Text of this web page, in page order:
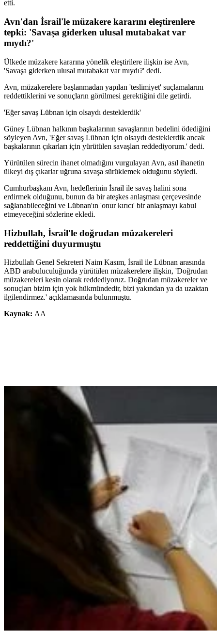
etti.
Avn'dan İsrail'le müzakere kararını eleştirenlere
tepki: 'Savaşa giderken ulusal mutabakat var
mıydı?'
Ülkede müzakere kararına yönelik eleştirilere ilişkin ise Avn,
'Savaşa giderken ulusal mutabakat var mıydı?' dedi.
Avn, müzakerelere başlanmadan yapılan 'teslimiyet' suçlamalarını
reddettiklerini ve sonuçların görülmesi gerektiğini dile getirdi.
'Eğer savaş Lübnan için olsaydı desteklerdik'
Güney Lübnan halkının başkalarının savaşlarının bedelini ödediğini
söyleyen Avn, 'Eğer savaş Lübnan için olsaydı desteklerdik ancak
başkalarının çıkarları için yürütülen savaşları reddediyorum.' dedi.
Yürütülen sürecin ihanet olmadığını vurgulayan Avn, asıl ihanetin
ülkeyi dış çıkarlar uğruna savaşa sürüklemek olduğunu söyledi.
Cumhurbaşkanı Avn, hedeflerinin İsrail ile savaş halini sona
erdirmek olduğunu, bunun da bir ateşkes anlaşması çerçevesinde
sağlanabileceğini ve Lübnan'ın 'onur kırıcı' bir anlaşmayı kabul
etmeyeceğini sözlerine ekledi.
Hizbullah, İsrail'le doğrudan müzakereleri
reddettiğini duyurmuştu
Hizbullah Genel Sekreteri Naim Kasım, İsrail ile Lübnan arasında
ABD arabuluculuğunda yürütülen müzakerelere ilişkin, 'Doğrudan
müzakereleri kesin olarak reddediyoruz. Doğrudan müzakereler ve
sonuçları bizim için yok hükmündedir, bizi yakından ya da uzaktan
ilgilendirmez.' açıklamasında bulunmuştu.
Kaynak: AA